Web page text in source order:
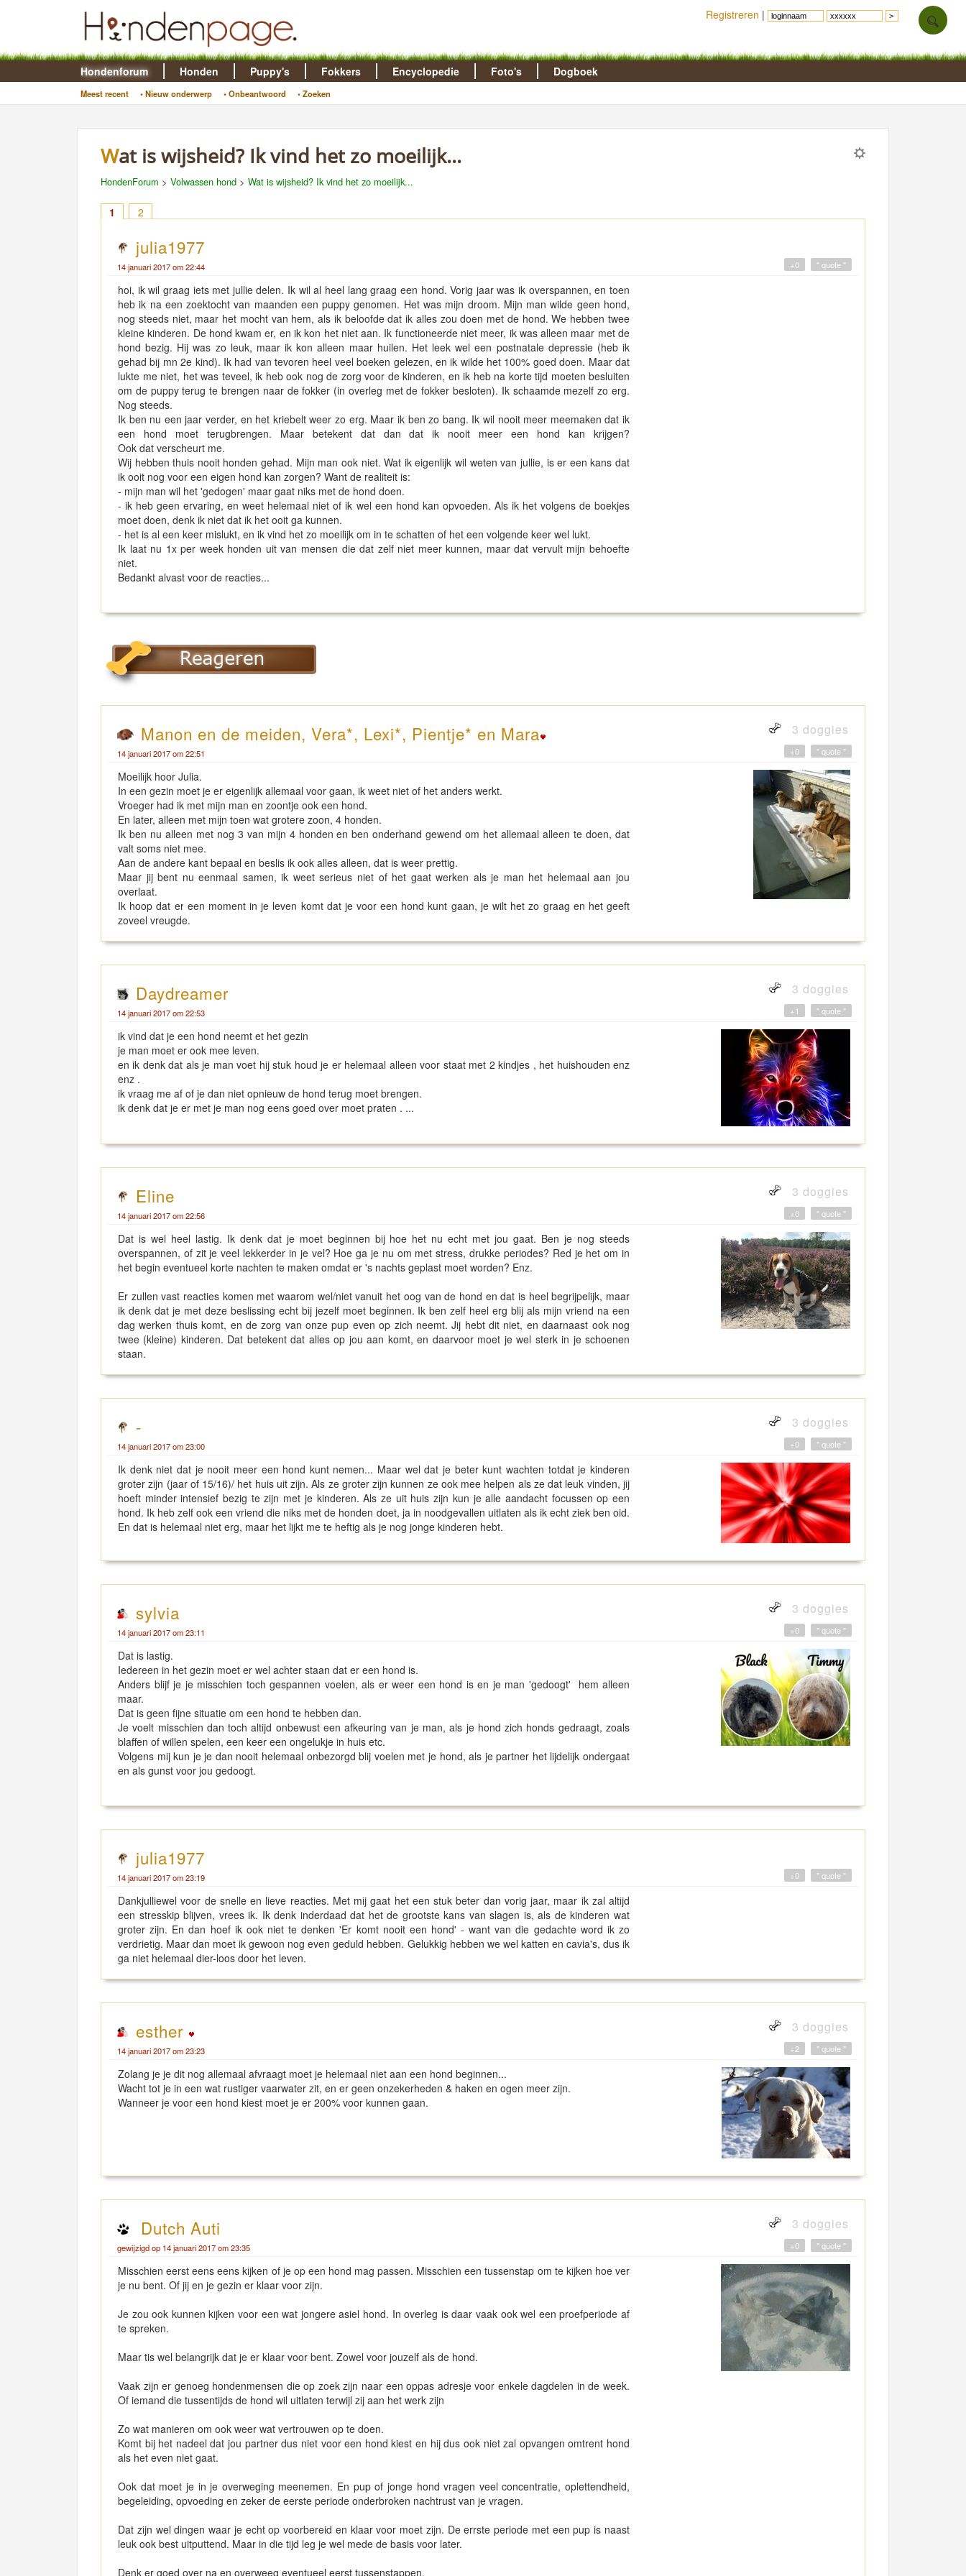
Hondenforum
Meest recent • Nieuw onderwerp • Onbeantwoord • Zoeken
Honden Puppy's Fokkers Encyclopedie Foto's Dogboek
Wat is wijsheid? Ik vind het zo moeilijk...
HondenForum > Volwassen hond > Wat is wijsheid? Ik vind het zo moeilijk...
1 2
julia1977
14 januari 2017 om 22:44 " quote "
+0
hoi, ik wil graag iets met jullie delen. Ik wil al heel lang graag een hond. Vorig jaar was ik overspannen, en toen
heb ik na een zoektocht van maanden een puppy genomen. Het was mijn droom. Mijn man wilde geen hond,
nog steeds niet, maar het mocht van hem, als ik beloofde dat ik alles zou doen met de hond. We hebben twee
kleine kinderen. De hond kwam er, en ik kon het niet aan. Ik functioneerde niet meer, ik was alleen maar met de
hond bezig. Hij was zo leuk, maar ik kon alleen maar huilen. Het leek wel een postnatale depressie (heb ik
gehad bij mn 2e kind). Ik had van tevoren heel veel boeken gelezen, en ik wilde het 100% goed doen. Maar dat
lukte me niet, het was teveel, ik heb ook nog de zorg voor de kinderen, en ik heb na korte tijd moeten besluiten
om de puppy terug te brengen naar de fokker (in overleg met de fokker besloten). Ik schaamde mezelf zo erg.
Nog steeds.
Ik ben nu een jaar verder, en het kriebelt weer zo erg. Maar ik ben zo bang. Ik wil nooit meer meemaken dat ik
een hond moet terugbrengen. Maar betekent dat dan dat ik nooit meer een hond kan krijgen?
Ook dat verscheurt me.
Wij hebben thuis nooit honden gehad. Mijn man ook niet. Wat ik eigenlijk wil weten van jullie, is er een kans dat
ik ooit nog voor een eigen hond kan zorgen? Want de realiteit is:
- mijn man wil het 'gedogen' maar gaat niks met de hond doen.
- ik heb geen ervaring, en weet helemaal niet of ik wel een hond kan opvoeden. Als ik het volgens de boekjes
moet doen, denk ik niet dat ik het ooit ga kunnen.
- het is al een keer mislukt, en ik vind het zo moeilijk om in te schatten of het een volgende keer wel lukt.
Ik laat nu 1x per week honden uit van mensen die dat zelf niet meer kunnen, maar dat vervult mijn behoefte
niet.
Bedankt alvast voor de reacties...
Manon en de meiden, Vera*, Lexi*, Pientje* en Mara 3 doggies
14 januari 2017 om 22:51 " quote "
+0
Moeilijk hoor Julia.
In een gezin moet je er eigenlijk allemaal voor gaan, ik weet niet of het anders werkt.
Vroeger had ik met mijn man en zoontje ook een hond.
En later, alleen met mijn toen wat grotere zoon, 4 honden.
Ik ben nu alleen met nog 3 van mijn 4 honden en ben onderhand gewend om het allemaal alleen te doen, dat
valt soms niet mee.
Aan de andere kant bepaal en beslis ik ook alles alleen, dat is weer prettig.
Maar jij bent nu eenmaal samen, ik weet serieus niet of het gaat werken als je man het helemaal aan jou
overlaat.
Ik hoop dat er een moment in je leven komt dat je voor een hond kunt gaan, je wilt het zo graag en het geeft
zoveel vreugde.
Daydreamer 3 doggies
14 januari 2017 om 22:53 " quote "
+1
ik vind dat je een hond neemt et het gezin
je man moet er ook mee leven.
en ik denk dat als je man voet hij stuk houd je er helemaal alleen voor staat met 2 kindjes , het huishouden enz
enz .
ik vraag me af of je dan niet opnieuw de hond terug moet brengen.
ik denk dat je er met je man nog eens goed over moet praten . ...
Eline 3 doggies
14 januari 2017 om 22:56 " quote "
+0
Dat is wel heel lastig. Ik denk dat je moet beginnen bij hoe het nu echt met jou gaat. Ben je nog steeds
overspannen, of zit je veel lekkerder in je vel? Hoe ga je nu om met stress, drukke periodes? Red je het om in
het begin eventueel korte nachten te maken omdat er 's nachts geplast moet worden? Enz.
Er zullen vast reacties komen met waarom wel/niet vanuit het oog van de hond en dat is heel begrijpelijk, maar
ik denk dat je met deze beslissing echt bij jezelf moet beginnen. Ik ben zelf heel erg blij als mijn vriend na een
dag werken thuis komt, en de zorg van onze pup even op zich neemt. Jij hebt dit niet, en daarnaast ook nog
twee (kleine) kinderen. Dat betekent dat alles op jou aan komt, en daarvoor moet je wel sterk in je schoenen
staan.
- 3 doggies
14 januari 2017 om 23:00 " quote "
+0
Ik denk niet dat je nooit meer een hond kunt nemen... Maar wel dat je beter kunt wachten totdat je kinderen
groter zijn (jaar of 15/16)/ het huis uit zijn. Als ze groter zijn kunnen ze ook mee helpen als ze dat leuk vinden, jij
hoeft minder intensief bezig te zijn met je kinderen. Als ze uit huis zijn kun je alle aandacht focussen op een
hond. Ik heb zelf ook een vriend die niks met de honden doet, ja in noodgevallen uitlaten als ik echt ziek ben oid.
En dat is helemaal niet erg, maar het lijkt me te heftig als je nog jonge kinderen hebt.
sylvia 3 doggies
14 januari 2017 om 23:11 " quote "
+0
Dat is lastig.
Iedereen in het gezin moet er wel achter staan dat er een hond is.
Anders blijf je je misschien toch gespannen voelen, als er weer een hond is en je man 'gedoogt' hem alleen
maar.
Dat is geen fijne situatie om een hond te hebben dan.
Je voelt misschien dan toch altijd onbewust een afkeuring van je man, als je hond zich honds gedraagt, zoals
blaffen of willen spelen, een keer een ongelukje in huis etc.
Volgens mij kun je je dan nooit helemaal onbezorgd blij voelen met je hond, als je partner het lijdelijk ondergaat
en als gunst voor jou gedoogt.
julia1977
14 januari 2017 om 23:19 " quote "
+0
Dankjulliewel voor de snelle en lieve reacties. Met mij gaat het een stuk beter dan vorig jaar, maar ik zal altijd
een stresskip blijven, vrees ik. Ik denk inderdaad dat het de grootste kans van slagen is, als de kinderen wat
groter zijn. En dan hoef ik ook niet te denken 'Er komt nooit een hond' - want van die gedachte word ik zo
verdrietig. Maar dan moet ik gewoon nog even geduld hebben. Gelukkig hebben we wel katten en cavia's, dus ik
ga niet helemaal dier-loos door het leven.
esther 3 doggies
14 januari 2017 om 23:23 " quote "
+2
Zolang je je dit nog allemaal afvraagt moet je helemaal niet aan een hond beginnen...
Wacht tot je in een wat rustiger vaarwater zit, en er geen onzekerheden & haken en ogen meer zijn.
Wanneer je voor een hond kiest moet je er 200% voor kunnen gaan.
Dutch Auti 3 doggies
gewijzigd op 14 januari 2017 om 23:35 " quote "
+0
Misschien eerst eens eens kijken of je op een hond mag passen. Misschien een tussenstap om te kijken hoe ver
je nu bent. Of jij en je gezin er klaar voor zijn.
Je zou ook kunnen kijken voor een wat jongere asiel hond. In overleg is daar vaak ook wel een proefperiode af
te spreken.
Maar tis wel belangrijk dat je er klaar voor bent. Zowel voor jouzelf als de hond.
Vaak zijn er genoeg hondenmensen die op zoek zijn naar een oppas adresje voor enkele dagdelen in de week.
Of iemand die tussentijds de hond wil uitlaten terwijl zij aan het werk zijn
Zo wat manieren om ook weer wat vertrouwen op te doen.
Komt bij het nadeel dat jou partner dus niet voor een hond kiest en hij dus ook niet zal opvangen omtrent hond
als het even niet gaat.
Ook dat moet je in je overweging meenemen. En pup of jonge hond vragen veel concentratie, oplettendheid,
begeleiding, opvoeding en zeker de eerste periode onderbroken nachtrust van je vragen.
Dat zijn wel dingen waar je echt op voorbereid en klaar voor moet zijn. De errste periode met een pup is naast
leuk ook best uitputtend. Maar in die tijd leg je wel mede de basis voor later.
Denk er goed over na en overweeg eventueel eerst tussenstappen.
Registreren |